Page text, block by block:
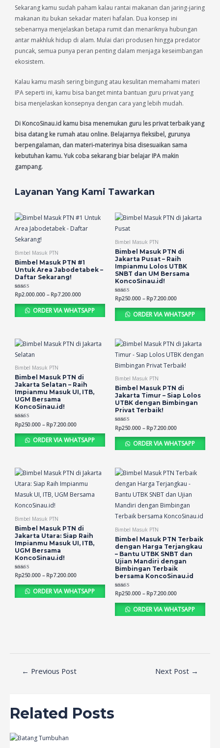
Sekarang kamu sudah paham kalau rantai makanan dan jaring-jaring
makanan itu bukan sekadar materi hafalan. Dua konsep ini
sebenarnya menjelaskan betapa rumit dan menariknya hubungan
antar makhluk hidup di alam. Mulai dari produsen hingga predator
puncak, semua punya peran penting dalam menjaga keseimbangan
ekosistem.
Kalau kamu masih sering bingung atau kesulitan memahami materi
IPA seperti ini, kamu bisa banget minta bantuan guru privat yang
bisa menjelaskan konsepnya dengan cara yang lebih mudah.
Di KoncoSinau.id kamu bisa menemukan guru les privat terbaik yang
bisa datang ke rumah atau online. Belajarnya fleksibel, gurunya
berpengalaman, dan materi-materinya bisa disesuaikan sama
kebutuhan kamu. Yuk coba sekarang biar belajar IPA makin
gampang.
Layanan Yang Kami Tawarkan
Bimbel Masuk PTN
Bimbel Masuk PTN #1
Untuk Area Jabodetabek –
Daftar Sekarang!
Rated
4.68
out of 5
Rp2.000.000 – Rp7.200.000
ORDER VIA WHATSAPP
Bimbel Masuk PTN
Bimbel Masuk PTN di
Jakarta Pusat – Raih
Impianmu Lolos UTBK
SNBT dan UM Bersama
KoncoSinau.id!
Rated
4.70
out of 5
Rp250.000 – Rp7.200.000
ORDER VIA WHATSAPP
Bimbel Masuk PTN
Bimbel Masuk PTN di
Jakarta Selatan – Raih
Impianmu Masuk UI, ITB,
UGM Bersama
KoncoSinau.id!
Rated
4.66
out of 5
Rp250.000 – Rp7.200.000
ORDER VIA WHATSAPP
Bimbel Masuk PTN
Bimbel Masuk PTN di
Jakarta Timur – Siap Lolos
UTBK dengan Bimbingan
Privat Terbaik!
Rated
4.65
out of 5
Rp250.000 – Rp7.200.000
ORDER VIA WHATSAPP
Bimbel Masuk PTN
Bimbel Masuk PTN di
Jakarta Utara: Siap Raih
Impianmu Masuk UI, ITB,
UGM Bersama
KoncoSinau.id!
Rated
4.70
out of 5
Rp250.000 – Rp7.200.000
ORDER VIA WHATSAPP
Bimbel Masuk PTN
Bimbel Masuk PTN Terbaik
dengan Harga Terjangkau
– Bantu UTBK SNBT dan
Ujian Mandiri dengan
Bimbingan Terbaik
bersama KoncoSinau.id
Rated
5.00
out of 5
Rp250.000 – Rp7.200.000
ORDER VIA WHATSAPP
← Previous Post Next Post →
Related Posts